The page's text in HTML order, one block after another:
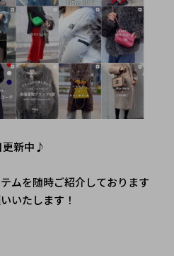
更新中♪
ムを随時ご紹介しております
いたします！